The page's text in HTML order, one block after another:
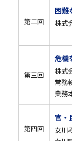
第二回
困難
株式
常
第三回
危機
株式
常務
業務
第四回
官・
女川